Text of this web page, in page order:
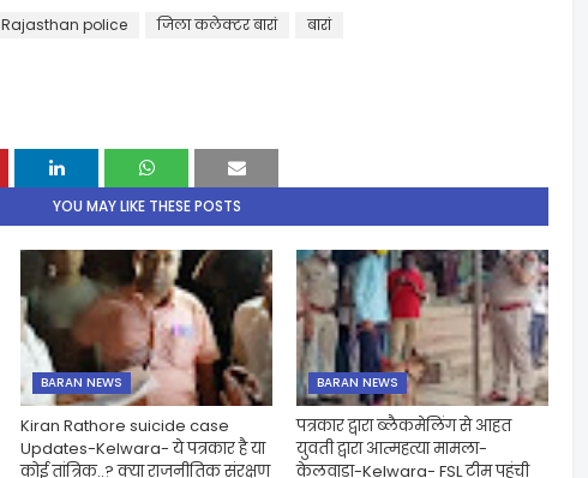
Rajasthan police जिला कलेक्टर बारां बारां
YOU MAY LIKE THESE POSTS
BARAN NEWS
Kiran Rathore suicide case
Updates-Kelwara- ये पत्रकार है या
कोई तांत्रिक..? क्या राजनीतिक संरक्षण
BARAN NEWS
पत्रकार द्वारा ब्लैकमेलिंग से आहत
युवती द्वारा आत्महत्या मामला-
केलवाड़ा-Kelwara- FSL टीम पहुंची